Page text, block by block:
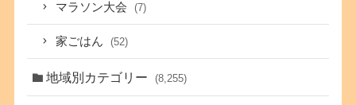
マラソン大会 (7)
家ごはん (52)
地域別カテゴリー (8,255)